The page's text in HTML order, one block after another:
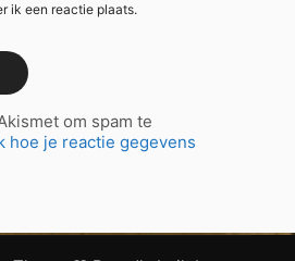
ik een reactie plaats.
om spam te
hoe je reactie gegevens